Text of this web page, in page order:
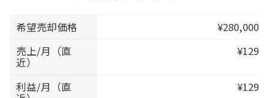
希望売却価格
¥280,000
売上/月（直
近）
¥129
利益/月（直 ¥129